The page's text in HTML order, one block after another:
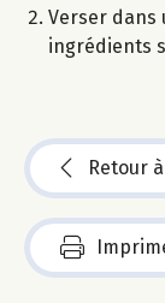
Verser dans
ingrédients
Retour